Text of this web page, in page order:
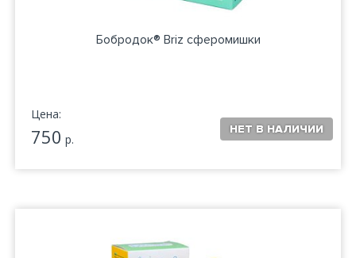
Бобродок® Briz сферомишки
Цена:
750 р.